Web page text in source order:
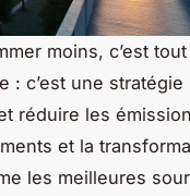
moins, c’est
: c’est une
réduire les
et la
les meilleures